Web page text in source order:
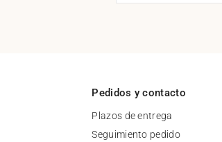
Pedidos y contacto
Plazos de entrega
Seguimiento pedido